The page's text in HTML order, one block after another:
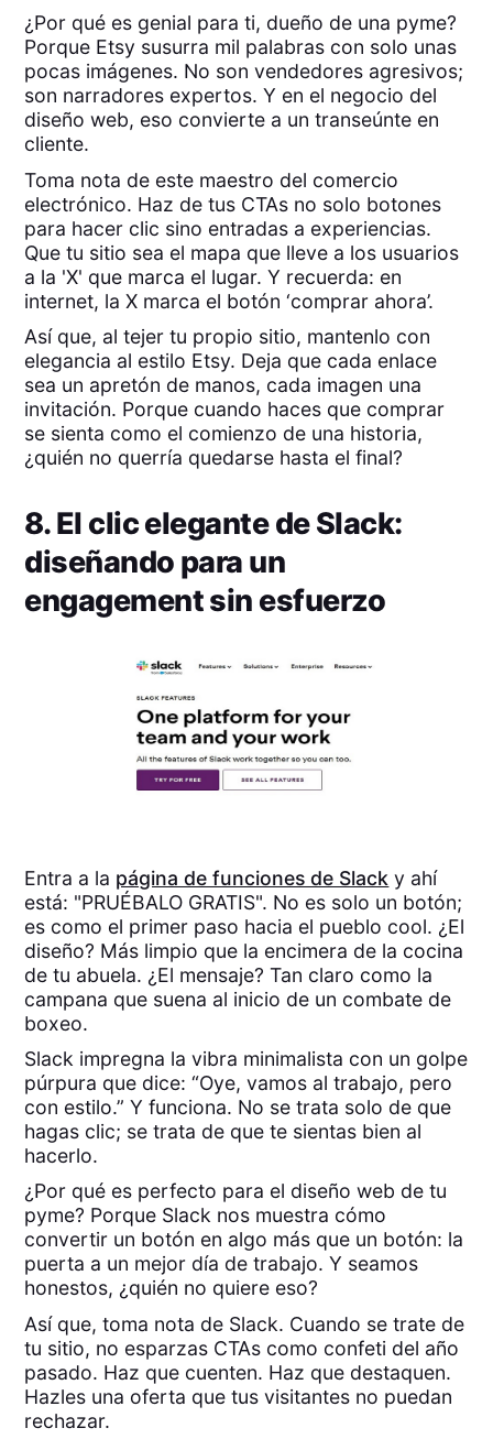
¿Por qué es genial para ti, dueño de una pyme?
Porque Etsy susurra mil palabras con solo unas
pocas imágenes. No son vendedores agresivos;
son narradores expertos. Y en el negocio del
diseño web, eso convierte a un transeúnte en
cliente.
Toma nota de este maestro del comercio
electrónico. Haz de tus CTAs no solo botones
para hacer clic sino entradas a experiencias.
Que tu sitio sea el mapa que lleve a los usuarios
a la 'X' que marca el lugar. Y recuerda: en
internet, la X marca el botón ‘comprar ahora’.
Así que, al tejer tu propio sitio, mantenlo con
elegancia al estilo Etsy. Deja que cada enlace
sea un apretón de manos, cada imagen una
invitación. Porque cuando haces que comprar
se sienta como el comienzo de una historia,
¿quién no querría quedarse hasta el final?
8. El clic elegante de Slack:
diseñando para un
engagement sin esfuerzo
Entra a la página de funciones de Slack y ahí
está: "PRUÉBALO GRATIS". No es solo un botón;
es como el primer paso hacia el pueblo cool. ¿El
diseño? Más limpio que la encimera de la cocina
de tu abuela. ¿El mensaje? Tan claro como la
campana que suena al inicio de un combate de
boxeo.
Slack impregna la vibra minimalista con un golpe
púrpura que dice: “Oye, vamos al trabajo, pero
con estilo.” Y funciona. No se trata solo de que
hagas clic; se trata de que te sientas bien al
hacerlo.
¿Por qué es perfecto para el diseño web de tu
pyme? Porque Slack nos muestra cómo
convertir un botón en algo más que un botón: la
puerta a un mejor día de trabajo. Y seamos
honestos, ¿quién no quiere eso?
Así que, toma nota de Slack. Cuando se trate de
tu sitio, no esparzas CTAs como confeti del año
pasado. Haz que cuenten. Haz que destaquen.
Hazles una oferta que tus visitantes no puedan
rechazar.